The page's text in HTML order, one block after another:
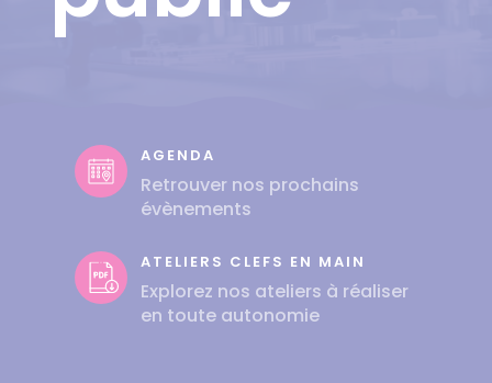
AGENDA
Retrouver nos prochains
évènements
ATELIERS CLEFS EN MAIN
Explorez nos ateliers à réaliser
en toute autonomie